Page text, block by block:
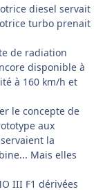
diesel servait
turbo prenait
de radiation
disponible à
à 160 km/h et
le concepte de
aux
la
Mais elles
III F1 dérivées